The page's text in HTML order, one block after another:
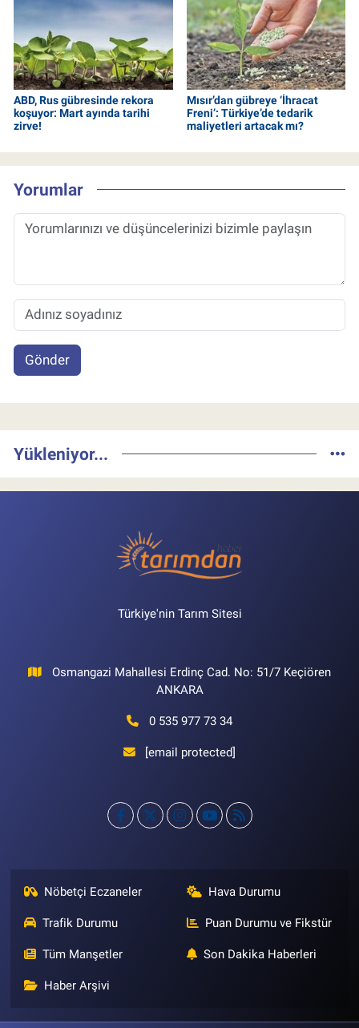
ABD, Rus gübresinde rekora
koşuyor: Mart ayında tarihi
zirve!
Mısır’dan gübreye ‘İhracat
Freni’: Türkiye’de tedarik
maliyetleri artacak mı?
Yorumlar
Gönder
Yükleniyor...
Türkiye'nin Tarım Sitesi
Osmangazi Mahallesi Erdinç Cad. No: 51/7 Keçiören
ANKARA
0 535 977 73 34
[email protected]
Nöbetçi Eczaneler Hava Durumu
Trafik Durumu Puan Durumu ve Fikstür
Tüm Manşetler Son Dakika Haberleri
Haber Arşivi